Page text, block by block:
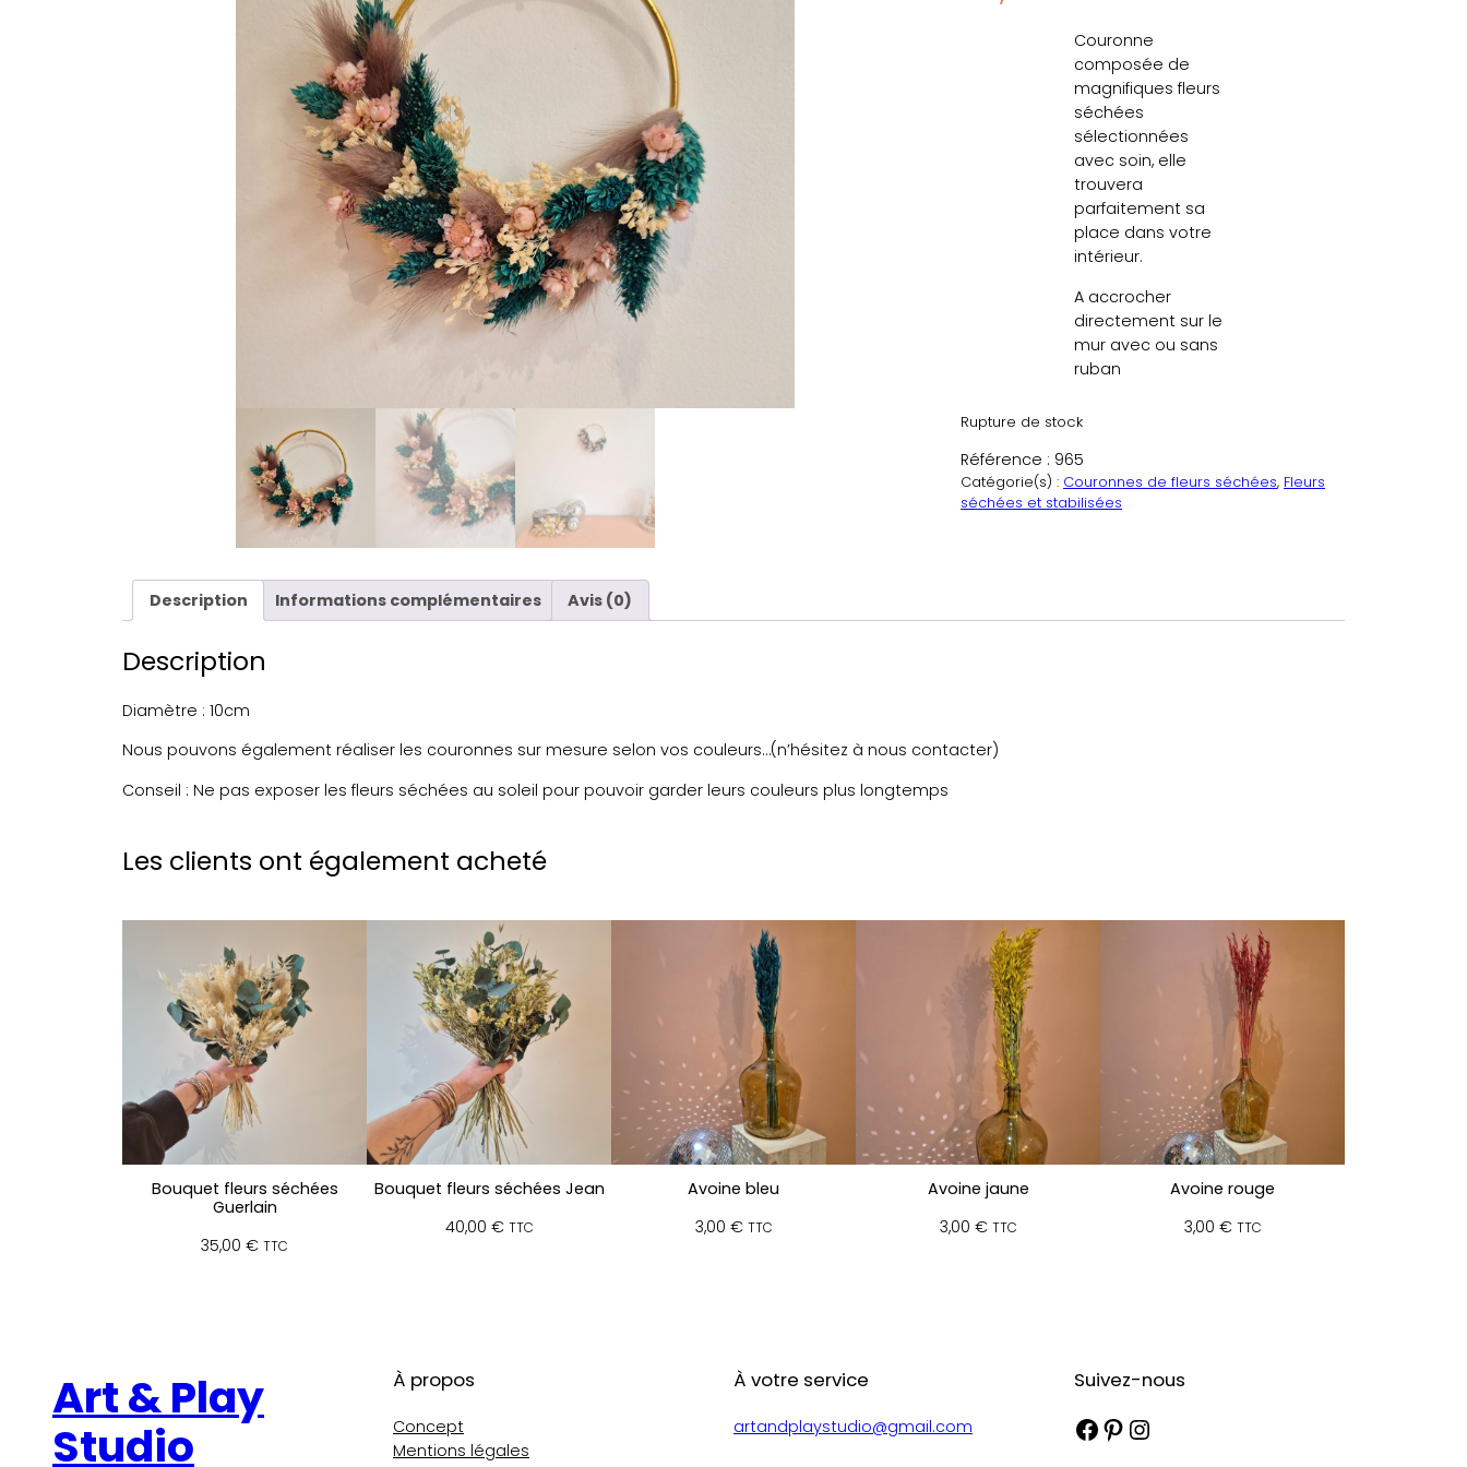
Couronne
composée de
magnifiques fleurs
séchées
sélectionnées
avec soin, elle
trouvera
parfaitement sa
place dans votre
intérieur.
A accrocher
directement sur le
mur avec ou sans
ruban
Rupture de stock
Référence : 965
Catégorie(s) : Couronnes de fleurs séchées, Fleurs
séchées et stabilisées
Description Informations complémentaires Avis (0)
Description
Diamètre : 10cm
Nous pouvons également réaliser les couronnes sur mesure selon vos couleurs…(n’hésitez à nous contacter)
Conseil : Ne pas exposer les fleurs séchées au soleil pour pouvoir garder leurs couleurs plus longtemps
Les clients ont également acheté
Bouquet fleurs séchées
Guerlain
35,00 € TTC
Bouquet fleurs séchées Jean
40,00 € TTC
Avoine bleu
3,00 € TTC
Avoine jaune
3,00 € TTC
Avoine rouge
3,00 € TTC
Art & Play
Studio
À propos
Concept
Mentions légales
À votre service
artandplaystudio@gmail.com
Suivez-nous
Facebook Pinterest Instagram